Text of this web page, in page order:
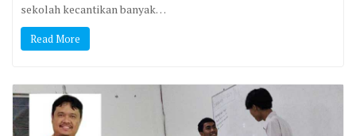
sekolah kecantikan banyak…
Read More